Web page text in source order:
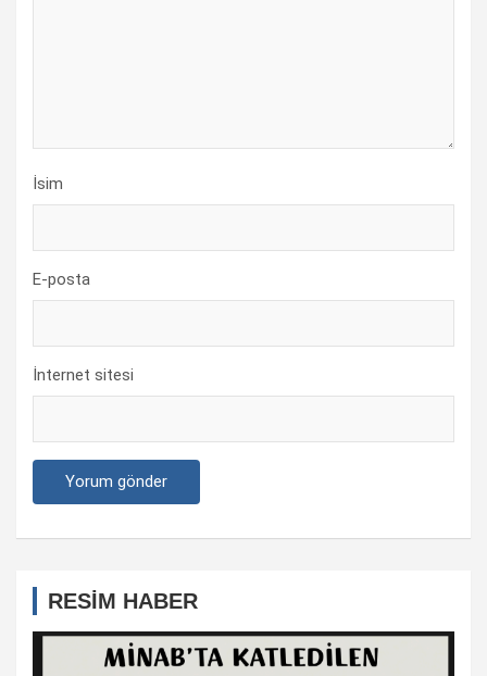
İsim
E-posta
İnternet sitesi
RESİM HABER